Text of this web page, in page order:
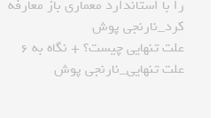
را با استاندارد معماری باز معارفه
کرد_نارنجی پوش
علت تنهایی چیست؟ + نگاه به ۶
علت تنهایی_نارنجی پوش